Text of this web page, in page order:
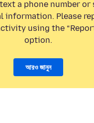
a phone number or
information. Please
using the
option.
আরও জানুন